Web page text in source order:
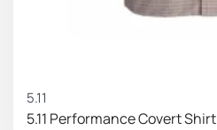
5.11
5.11 Performance Covert Shirt